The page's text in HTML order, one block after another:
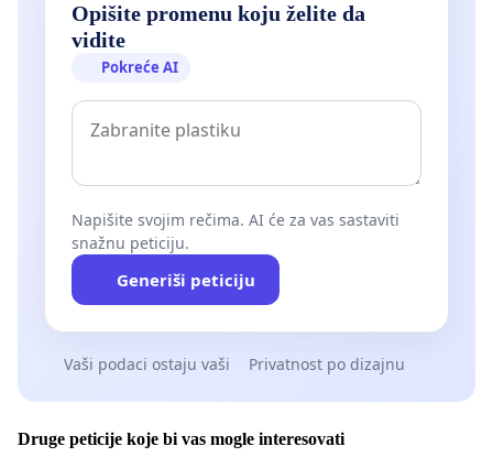
Opišite promenu koju želite da
vidite
Pokreće AI
Napišite svojim rečima. AI će za vas sastaviti
snažnu peticiju.
Generiši peticiju
Vaši podaci ostaju vaši Privatnost po dizajnu
Druge peticije koje bi vas mogle interesovati